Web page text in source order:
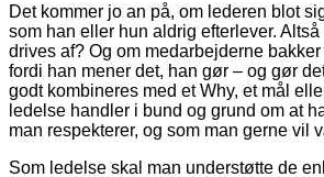
Det kommer jo an på, om lederen blot
som han eller hun aldrig efterlever.
drives af? Og om medarbejderne
fordi han mener det, han gør – og gør
godt kombineres med et Why, et mål
ledelse handler i bund og grund om at
man respekterer, og som man gerne vil
Som ledelse skal man understøtte de